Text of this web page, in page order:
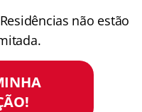
não estão